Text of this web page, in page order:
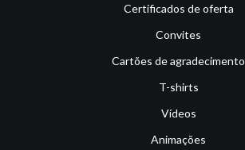
Certificados de oferta
Convites
Cartões de agradecimento
T-shirts
Vídeos
Animações